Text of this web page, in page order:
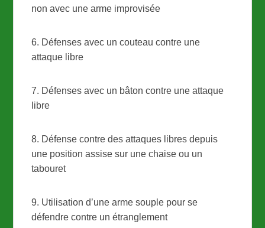
non avec une arme improvisée
6. Défenses avec un couteau contre une
attaque libre
7. Défenses avec un bâton contre une attaque
libre
8. Défense contre des attaques libres depuis
une position assise sur une chaise ou un
tabouret
9. Utilisation d’une arme souple pour se
défendre contre un étranglement